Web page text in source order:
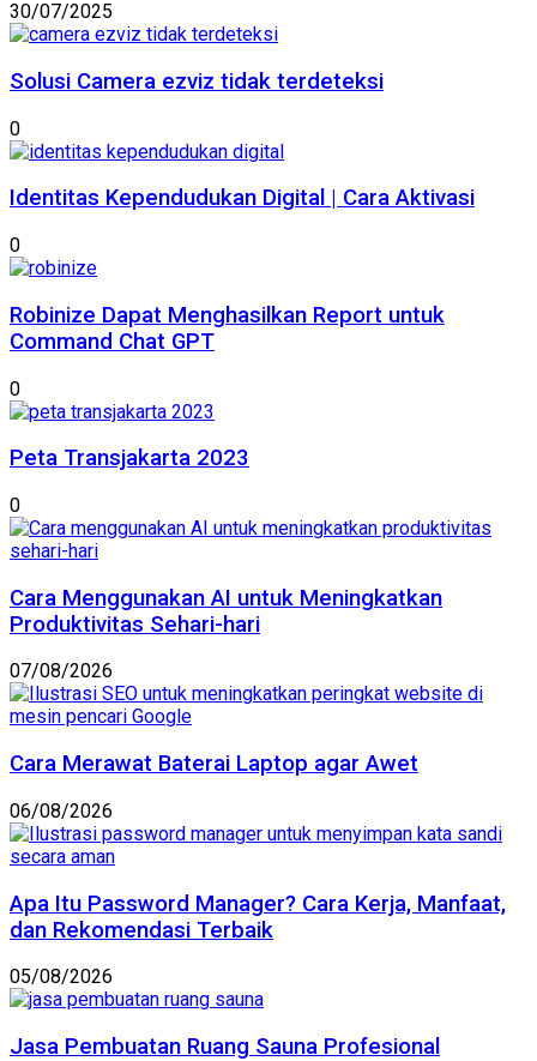
30/07/2025
Solusi Camera ezviz tidak terdeteksi
0
Identitas Kependudukan Digital | Cara Aktivasi
0
Robinize Dapat Menghasilkan Report untuk
Command Chat GPT
0
Peta Transjakarta 2023
0
Cara Menggunakan AI untuk Meningkatkan
Produktivitas Sehari-hari
07/08/2026
Cara Merawat Baterai Laptop agar Awet
06/08/2026
Apa Itu Password Manager? Cara Kerja, Manfaat,
dan Rekomendasi Terbaik
05/08/2026
Jasa Pembuatan Ruang Sauna Profesional